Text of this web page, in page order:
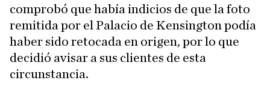
comprobó que había indicios de que la foto
remitida por el Palacio de Kensington podía
haber sido retocada en origen, por lo que
decidió avisar a sus clientes de esta
circunstancia.